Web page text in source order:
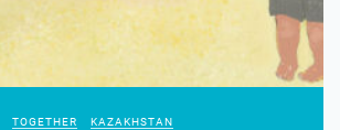
TOGETHER KAZAKHSTAN